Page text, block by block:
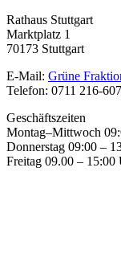
Rathaus Stuttgart
Marktplatz 1
70173 Stuttgart
E-Mail: Grüne
Telefon: 0711 216-
Geschäftszeiten
Montag–Mittwoch
Donnerstag 09:00 –
Freitag 09.00 – 15:00